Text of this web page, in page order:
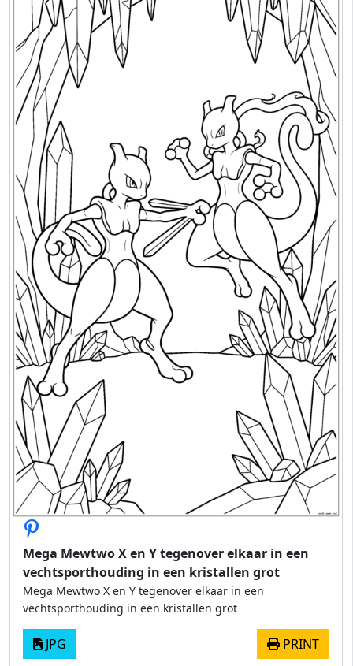
Mega Mewtwo X en Y tegenover elkaar in een
vechtsporthouding in een kristallen grot
Mega Mewtwo X en Y tegenover elkaar in een
vechtsporthouding in een kristallen grot
JPG PRINT